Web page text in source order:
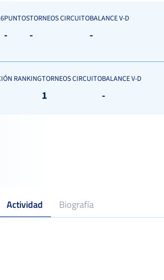
PUNTOS
-
TORNEOS CIRCUITO
-
BALANCE V-D
-
RANKINGTORNEOS CIRCUITO
1
BALANCE V-D
-
Actividad Biografía